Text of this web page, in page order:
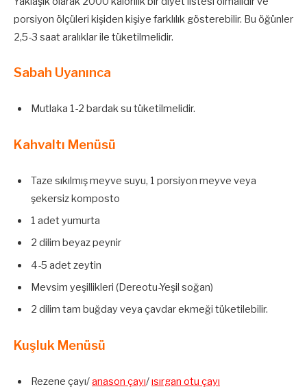
porsiyon ölçüleri kişiden kişiye farklılık gösterebilir. Bu öğünler
2,5-3 saat aralıklar ile tüketilmelidir.
Sabah Uyanınca
Mutlaka 1-2 bardak su tüketilmelidir.
Kahvaltı Menüsü
Taze sıkılmış meyve suyu, 1 porsiyon meyve veya
şekersiz komposto
1 adet yumurta
2 dilim beyaz peynir
4-5 adet zeytin
Mevsim yeşillikleri (Dereotu-Yeşil soğan)
2 dilim tam buğday veya çavdar ekmeği tüketilebilir.
Kuşluk Menüsü
Rezene çayı/anason çayı/ısırgan otu çayı